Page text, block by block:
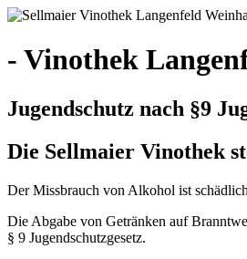
- Vinothek
Jugendschutz nach §9
Die Sellmaier Vinothek
Der Missbrauch von Alkohol ist
Die Abgabe von Getränken auf
§ 9 Jugendschutzgesetz.